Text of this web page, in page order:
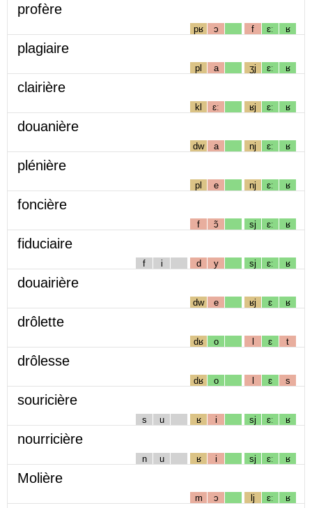
profère
pʁ ɔ f ɛː ʁ
plagiaire
pl a ʒj ɛː ʁ
clairière
kl ɛː ʁj ɛː ʁ
douanière
dw a nj ɛː ʁ
plénière
pl e nj ɛː ʁ
foncière
f ɔ̃ sj ɛː ʁ
fiduciaire
f i d y sj ɛː ʁ
douairière
dw e ʁj ɛ ʁ
drôlette
dʁ o l ɛ t
drôlesse
dʁ o l ɛ s
souricière
s u ʁ i sj ɛː ʁ
nourricière
n u ʁ i sj ɛː ʁ
Molière
m ɔ lj ɛː ʁ